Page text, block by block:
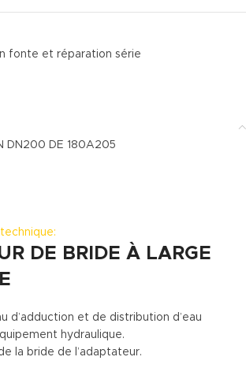
fonte et réparation série
DN200 DE 180A205
DE BRIDE À LARGE
d’adduction et de distribution d’eau
hydraulique.
la bride de l’adaptateur.